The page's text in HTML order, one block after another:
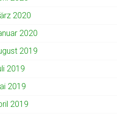
2020
2020
2019
2019
2019
2019